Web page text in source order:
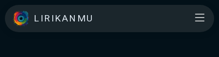
LIRIKANMU